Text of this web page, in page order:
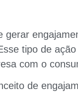
gerar
tipo de
com o
de